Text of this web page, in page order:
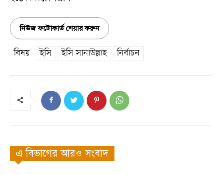
নিউজ ফটোকার্ড শেয়ার করুন
বিষয় ইসি ইসি সানাউল্লাহ নির্বাচন
এ বিভাগের আরও সংবাদ